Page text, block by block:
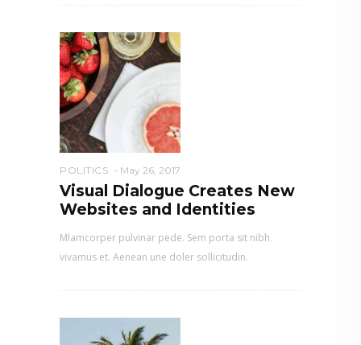
POLITICS May 26, 2017
Visual Dialogue Creates New
Websites and Identities
Mlamcorper pulvinar pede. Sem porta sit nibh
vivamus et. Aenean une doler sollicitudin.